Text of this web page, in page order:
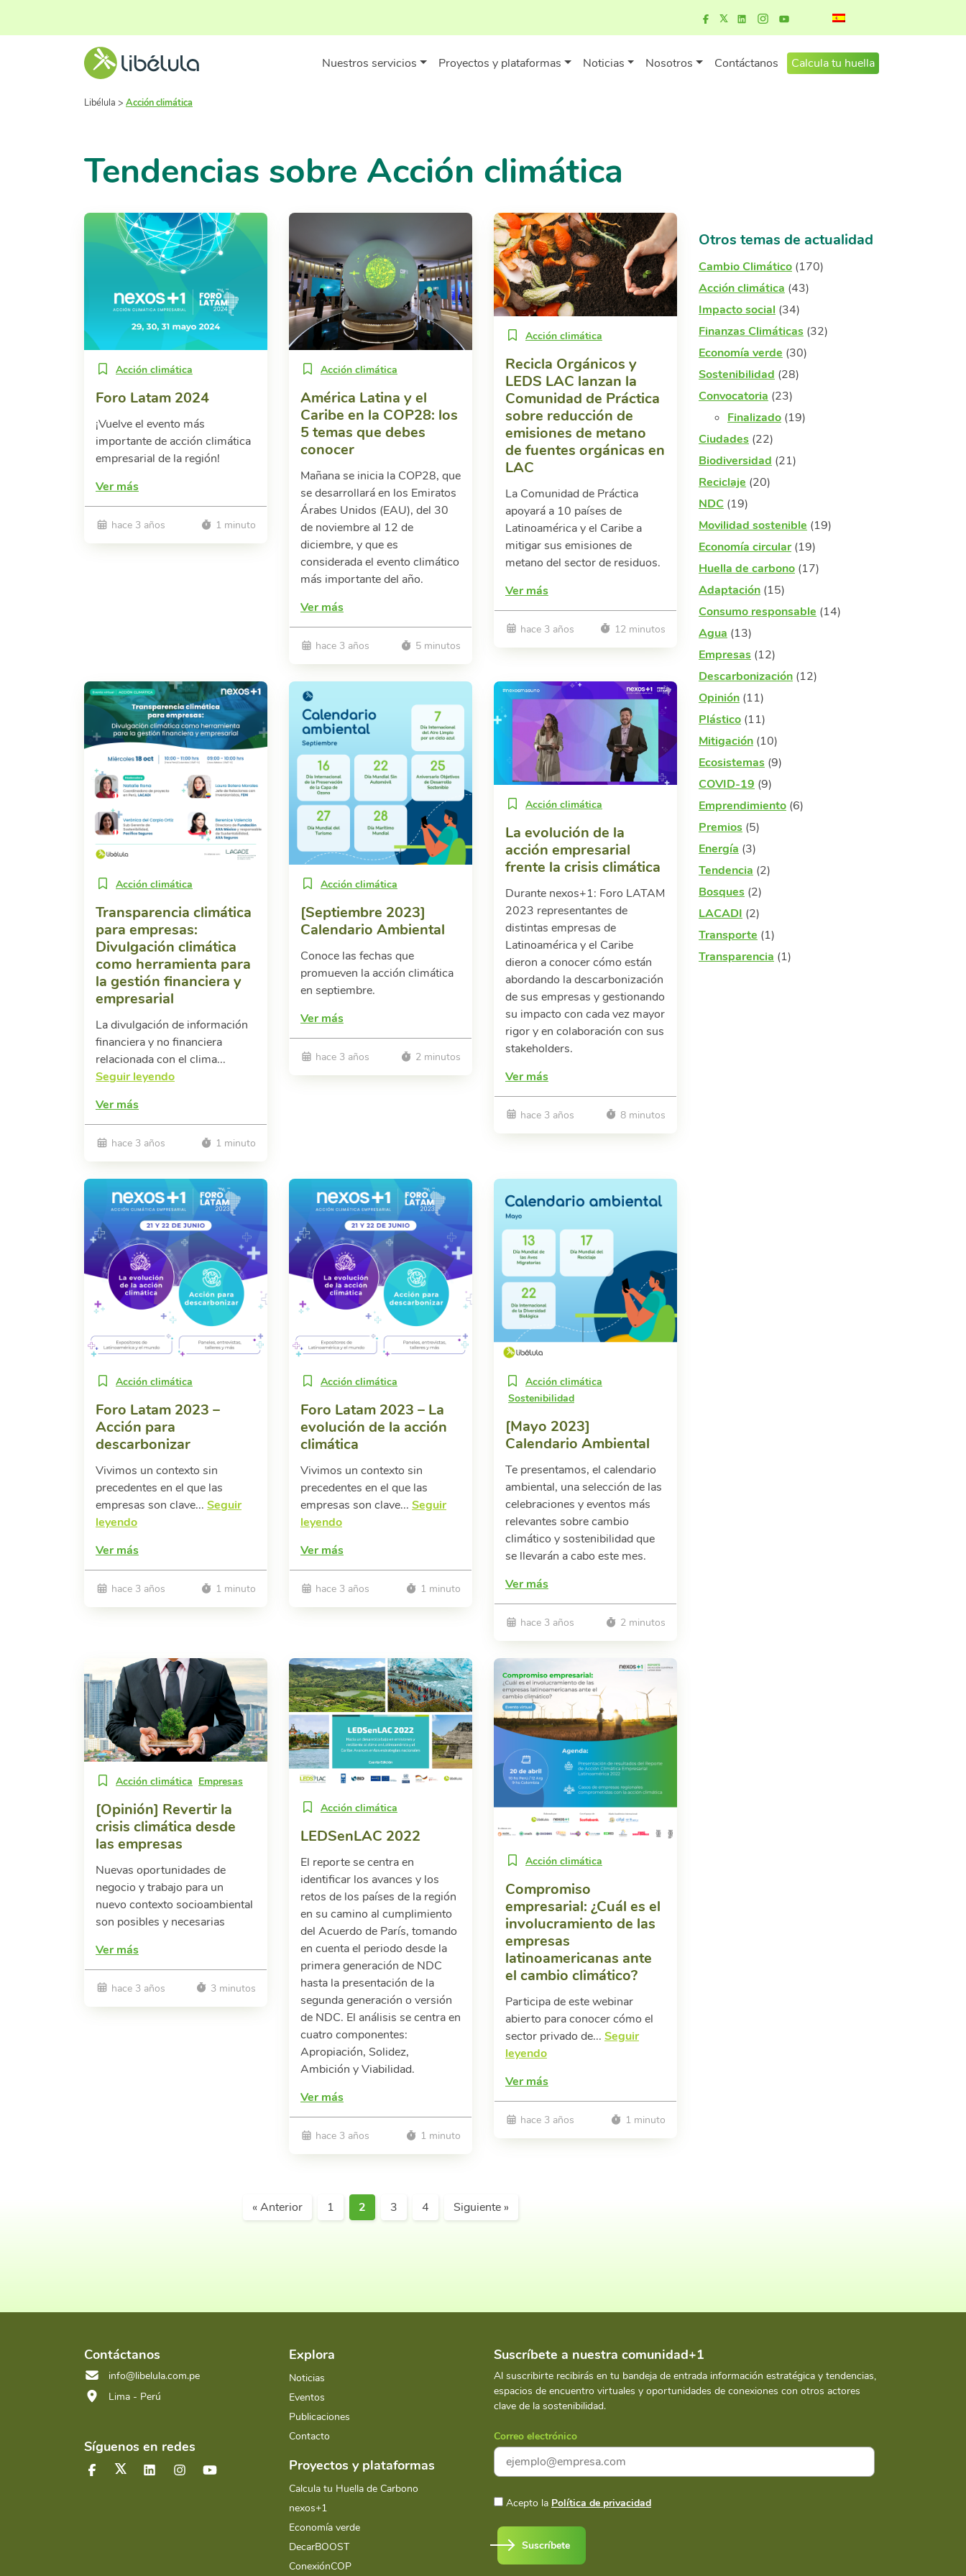
Nuestros servicios Proyectos y plataformas Noticias Nosotros Contáctanos Calcula tu huella
Libélula > Acción climática
Tendencias sobre Acción climática
Acción climática
Foro Latam 2024
¡Vuelve el evento más
importante de acción climática
empresarial de la región!
Ver más
hace 3 años 1 minuto
Acción climática
América Latina y el
Caribe en la COP28: los
5 temas que debes
conocer
Mañana se inicia la COP28, que
se desarrollará en los Emiratos
Árabes Unidos (EAU), del 30
de noviembre al 12 de
diciembre, y que es
considerada el evento climático
más importante del año.
Ver más
hace 3 años 5 minutos
Acción climática
Recicla Orgánicos y
LEDS LAC lanzan la
Comunidad de Práctica
sobre reducción de
emisiones de metano
de fuentes orgánicas en
LAC
La Comunidad de Práctica
apoyará a 10 países de
Latinoamérica y el Caribe a
mitigar sus emisiones de
metano del sector de residuos.
Ver más
hace 3 años 12 minutos
Acción climática
Transparencia climática
para empresas:
Divulgación climática
como herramienta para
la gestión financiera y
empresarial
La divulgación de información
financiera y no financiera
relacionada con el clima...
Seguir leyendo
Ver más
hace 3 años 1 minuto
Acción climática
[Septiembre 2023]
Calendario Ambiental
Conoce las fechas que
promueven la acción climática
en septiembre.
Ver más
hace 3 años 2 minutos
Acción climática
La evolución de la
acción empresarial
frente la crisis climática
Durante nexos+1: Foro LATAM
2023 representantes de
distintas empresas de
Latinoamérica y el Caribe
dieron a conocer cómo están
abordando la descarbonización
de sus empresas y gestionando
su impacto con cada vez mayor
rigor y en colaboración con sus
stakeholders.
Ver más
hace 3 años 8 minutos
Acción climática
Foro Latam 2023 –
Acción para
descarbonizar
Vivimos un contexto sin
precedentes en el que las
empresas son clave... Seguir
leyendo
Ver más
hace 3 años 1 minuto
Acción climática
Foro Latam 2023 – La
evolución de la acción
climática
Vivimos un contexto sin
precedentes en el que las
empresas son clave... Seguir
leyendo
Ver más
hace 3 años 1 minuto
Acción climática
Sostenibilidad
[Mayo 2023]
Calendario Ambiental
Te presentamos, el calendario
ambiental, una selección de las
celebraciones y eventos más
relevantes sobre cambio
climático y sostenibilidad que
se llevarán a cabo este mes.
Ver más
hace 3 años 2 minutos
Acción climática Empresas
[Opinión] Revertir la
crisis climática desde
las empresas
Nuevas oportunidades de
negocio y trabajo para un
nuevo contexto socioambiental
son posibles y necesarias
Ver más
hace 3 años 3 minutos
Acción climática
LEDSenLAC 2022
El reporte se centra en
identificar los avances y los
retos de los países de la región
en su camino al cumplimiento
del Acuerdo de París, tomando
en cuenta el periodo desde la
primera generación de NDC
hasta la presentación de la
segunda generación o versión
de NDC. El análisis se centra en
cuatro componentes:
Apropiación, Solidez,
Ambición y Viabilidad.
Ver más
hace 3 años 1 minuto
Acción climática
Compromiso
empresarial: ¿Cuál es el
involucramiento de las
empresas
latinoamericanas ante
el cambio climático?
Participa de este webinar
abierto para conocer cómo el
sector privado de... Seguir
leyendo
Ver más
hace 3 años 1 minuto
« Anterior 1 2 3 4 Siguiente »
Otros temas de actualidad
Cambio Climático (170)
Acción climática (43)
Impacto social (34)
Finanzas Climáticas (32)
Economía verde (30)
Sostenibilidad (28)
Convocatoria (23)
Finalizado (19)
Ciudades (22)
Biodiversidad (21)
Reciclaje (20)
NDC (19)
Movilidad sostenible (19)
Economía circular(19)
Huella de carbono (17)
Adaptación (15)
Consumo responsable (14)
Agua (13)
Empresas (12)
Descarbonización (12)
Opinión (11)
Plástico (11)
Mitigación (10)
Ecosistemas (9)
COVID-19 (9)
Emprendimiento (6)
Premios (5)
Energía (3)
Tendencia (2)
Bosques (2)
LACADI (2)
Transporte (1)
Transparencia (1)
Contáctanos
info@libelula.com.pe
Lima - Perú
Síguenos en redes
Explora
Noticias
Eventos
Publicaciones
Contacto
Proyectos y plataformas
Calcula tu Huella de Carbono
nexos+1
Economía verde
DecarBOOST
ConexiónCOP
Suscríbete a nuestra comunidad+1
Al suscribirte recibirás en tu bandeja de entrada información estratégica y tendencias,
espacios de encuentro virtuales y oportunidades de conexiones con otros actores
clave de la sostenibilidad.
Correo electrónico
Acepto la Política de privacidad
Suscríbete